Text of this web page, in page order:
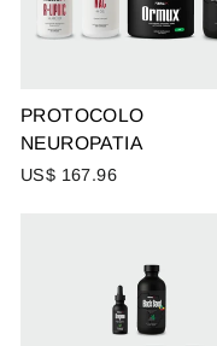
PROTOCOLO
NEUROPATIA
US$ 167.96